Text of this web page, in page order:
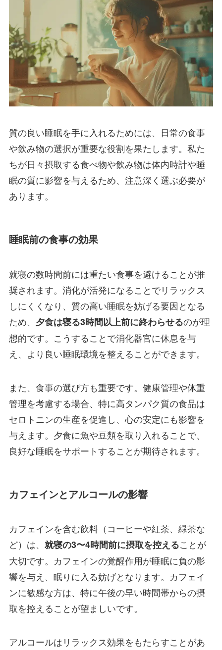
質の良い睡眠を手に入れるためには、日常の食事
や飲み物の選択が重要な役割を果たします。私た
ちが日々摂取する食べ物や飲み物は体内時計や睡
眠の質に影響を与えるため、注意深く選ぶ必要が
あります。
睡眠前の食事の効果
就寝の数時間前には重たい食事を避けることが推
奨されます。消化が活発になることでリラックス
しにくくなり、質の高い睡眠を妨げる要因となる
ため、 夕食は寝る3時間以上前に終わらせるのが理
想的です。こうすることで消化器官に休息を与
え、より良い睡眠環境を整えることができます。
また、食事の選び方も重要です。健康管理や体重
管理を考慮する場合、特に高タンパク質の食品は
セロトニンの生産を促進し、心の安定にも影響を
与えます。夕食に魚や豆類を取り入れることで、
良好な睡眠をサポートすることが期待されます。
カフェインとアルコールの影響
カフェインを含む飲料（コーヒーや紅茶、緑茶な
ど）は、 就寝の3〜4時間前に摂取を控えることが
大切です。カフェインの覚醒作用が睡眠に負の影
響を与え、眠りに入る妨げとなります。カフェイ
ンに敏感な方は、特に午後の早い時間帯からの摂
取を控えることが望ましいです。
アルコールはリラックス効果をもたらすことがあ